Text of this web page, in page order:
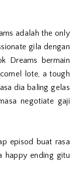
adalah the only
gila dengan
Dreams bermain
lote, a tough
dia baling gelas
negotiate gaji
episod buat rasa
happy ending gitu